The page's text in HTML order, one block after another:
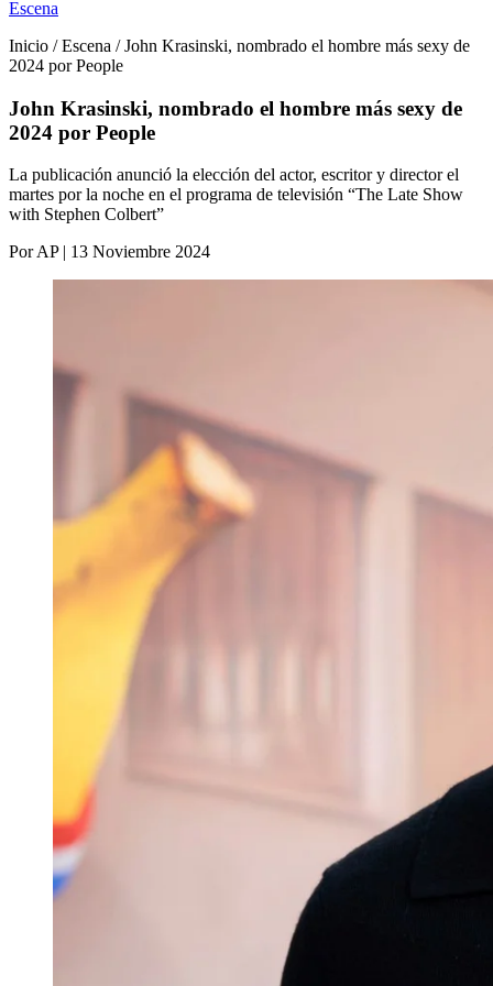
Escena
Inicio / Escena / John Krasinski, nombrado el hombre más sexy de
2024 por People
John Krasinski, nombrado el hombre más sexy de
2024 por People
La publicación anunció la elección del actor, escritor y director el
martes por la noche en el programa de televisión “The Late Show
with Stephen Colbert”
Por AP | 13 Noviembre 2024